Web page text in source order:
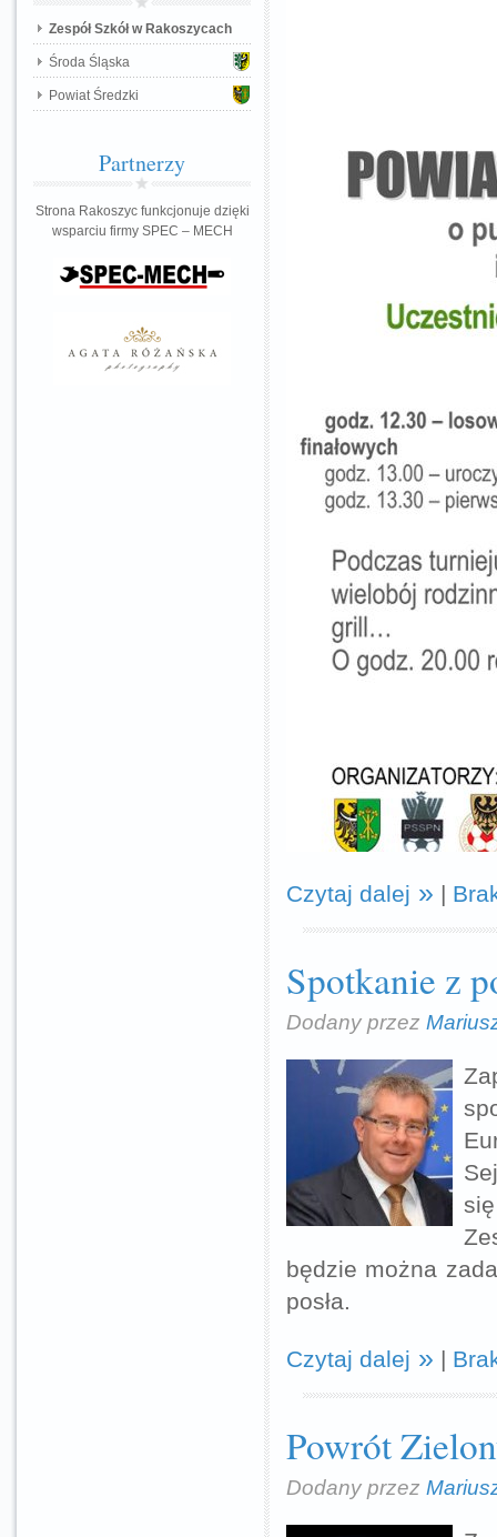
Czytaj dalej |
Spotkanie z
Dodany przez
będzie można
posła.
Czytaj dalej |
Powrót
Dodany przez
Zespół Szkół w Rakoszycach
Środa Śląska
Powiat Średzki
Partnerzy
Strona Rakoszyc funkcjonuje dzięki
wsparciu firmy SPEC – MECH